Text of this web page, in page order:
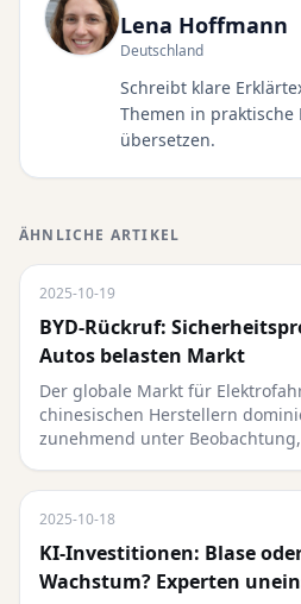
Lena Hoffmann
Deutschland
Schreibt klare
Themen in praktische
übersetzen.
ÄHNLICHE ARTIKEL
2025-10-19
BYD-Rückruf:
Autos belasten Markt
Der globale Markt für
chinesischen Herstellern
zunehmend unter
2025-10-18
KI-Investitionen: Blase
Wachstum? Experten